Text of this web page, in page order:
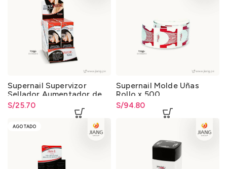
Supernail Supervizor
Sellador Aumentador de
Brillo Óptico 14ml
S/25.70
Supernail Molde Uñas
Rollo x 500
S/94.80
AGOTADO